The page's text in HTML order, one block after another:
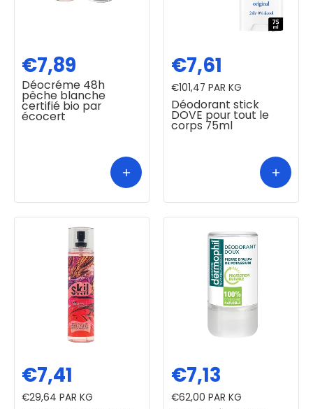
Déocréme 48h
pêche blanche
certifié bio par
écocert
€7,89
Déodorant stick
DOVE pour tout le
corps 75ml
€7,61
€101,47 PAR KG
€7,41
€29,64 PAR KG
€7,13
€62,00 PAR KG